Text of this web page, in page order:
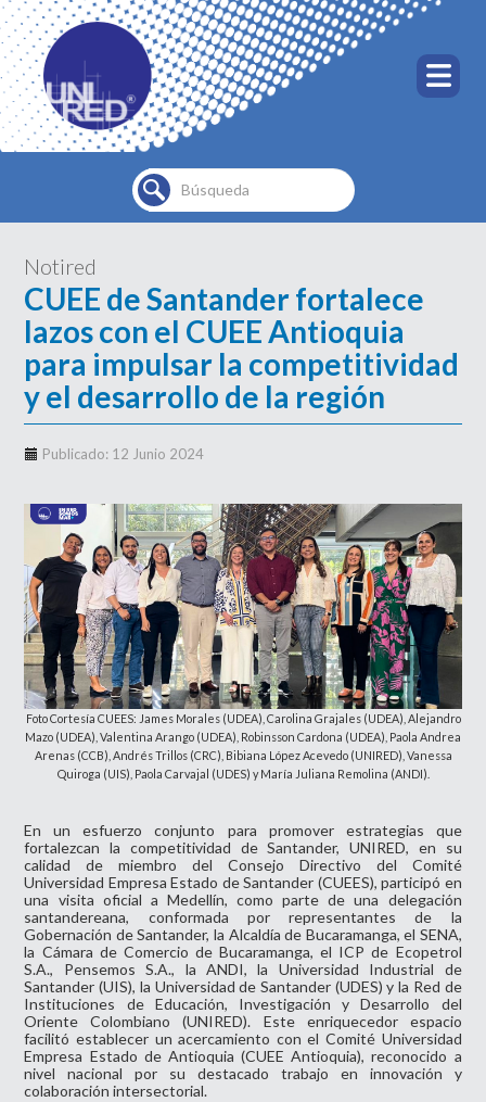
Buscar...
Notired
CUEE de Santander fortalece
lazos con el CUEE Antioquia
para impulsar la competitividad
y el desarrollo de la región
Publicado: 12 Junio 2024
Foto Cortesía CUEES: James Morales (UDEA), Carolina Grajales (UDEA), Alejandro
Mazo (UDEA), Valentina Arango (UDEA), Robinsson Cardona (UDEA), Paola Andrea
Arenas (CCB), Andrés Trillos (CRC), Bibiana López Acevedo (UNIRED), Vanessa
Quiroga (UIS), Paola Carvajal (UDES) y María Juliana Remolina (ANDI).
En un esfuerzo conjunto para promover estrategias que
fortalezcan la competitividad de Santander, UNIRED, en su
calidad de miembro del Consejo Directivo del Comité
Universidad Empresa Estado de Santander (CUEES), participó en
una visita oficial a Medellín, como parte de una delegación
santandereana, conformada por representantes de la
Gobernación de Santander, la Alcaldía de Bucaramanga, el SENA,
la Cámara de Comercio de Bucaramanga, el ICP de Ecopetrol
S.A., Pensemos S.A., la ANDI, la Universidad Industrial de
Santander (UIS), la Universidad de Santander (UDES) y la Red de
Instituciones de Educación, Investigación y Desarrollo del
Oriente Colombiano (UNIRED). Este enriquecedor espacio
facilitó establecer un acercamiento con el Comité Universidad
Empresa Estado de Antioquia (CUEE Antioquia), reconocido a
nivel nacional por su destacado trabajo en innovación y
colaboración intersectorial.